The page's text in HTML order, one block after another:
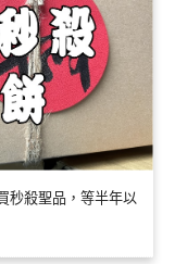
秒殺聖品，等半年以